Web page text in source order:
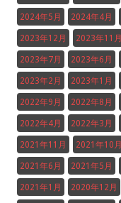
2024年5月 2024年4月
2023年12月 2023年11月
2023年7月 2023年6月
2023年2月 2023年1月
2022年9月 2022年8月
2022年4月 2022年3月
2021年11月 2021年10月
2021年6月 2021年5月
2021年1月 2020年12月